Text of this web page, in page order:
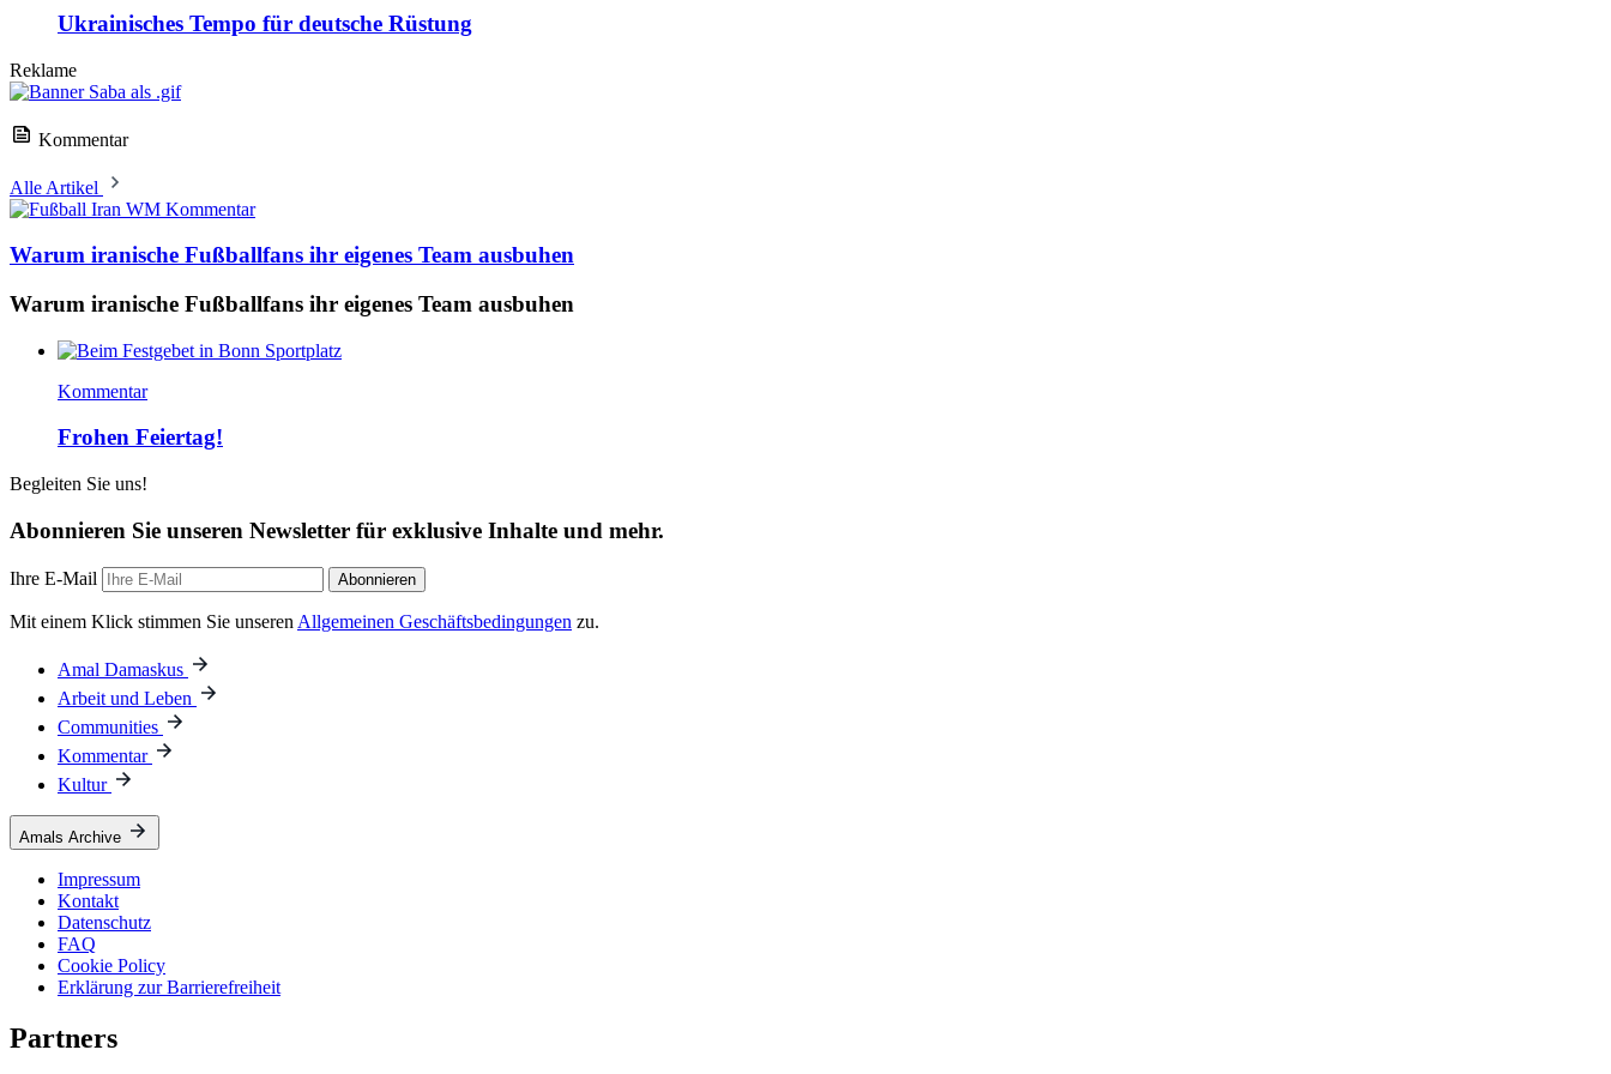
Ukrainisches Tempo für deutsche Rüstung
Reklame
Kommentar
Alle Artikel
Kommentar
Warum iranische Fußballfans ihr eigenes Team ausbuhen
Warum iranische Fußballfans ihr eigenes Team ausbuhen
Kommentar
Frohen Feiertag!
Begleiten Sie uns!
Abonnieren Sie unseren Newsletter für exklusive Inhalte und mehr.
Ihre E-Mail Abonnieren
Mit einem Klick stimmen Sie unseren Allgemeinen Geschäftsbedingungen zu.
Amal Damaskus
Arbeit und Leben
Communities
Kommentar
Kultur
Amals Archive
Impressum
Kontakt
Datenschutz
FAQ
Cookie Policy
Erklärung zur Barrierefreiheit
Partners